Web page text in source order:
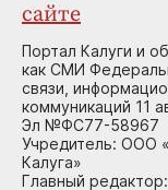
сайте
Портал Калуги и
как СМИ
связи,
коммуникаций 11
Эл №ФС77-58967
Учредитель: ООО
Калуга»
Главный